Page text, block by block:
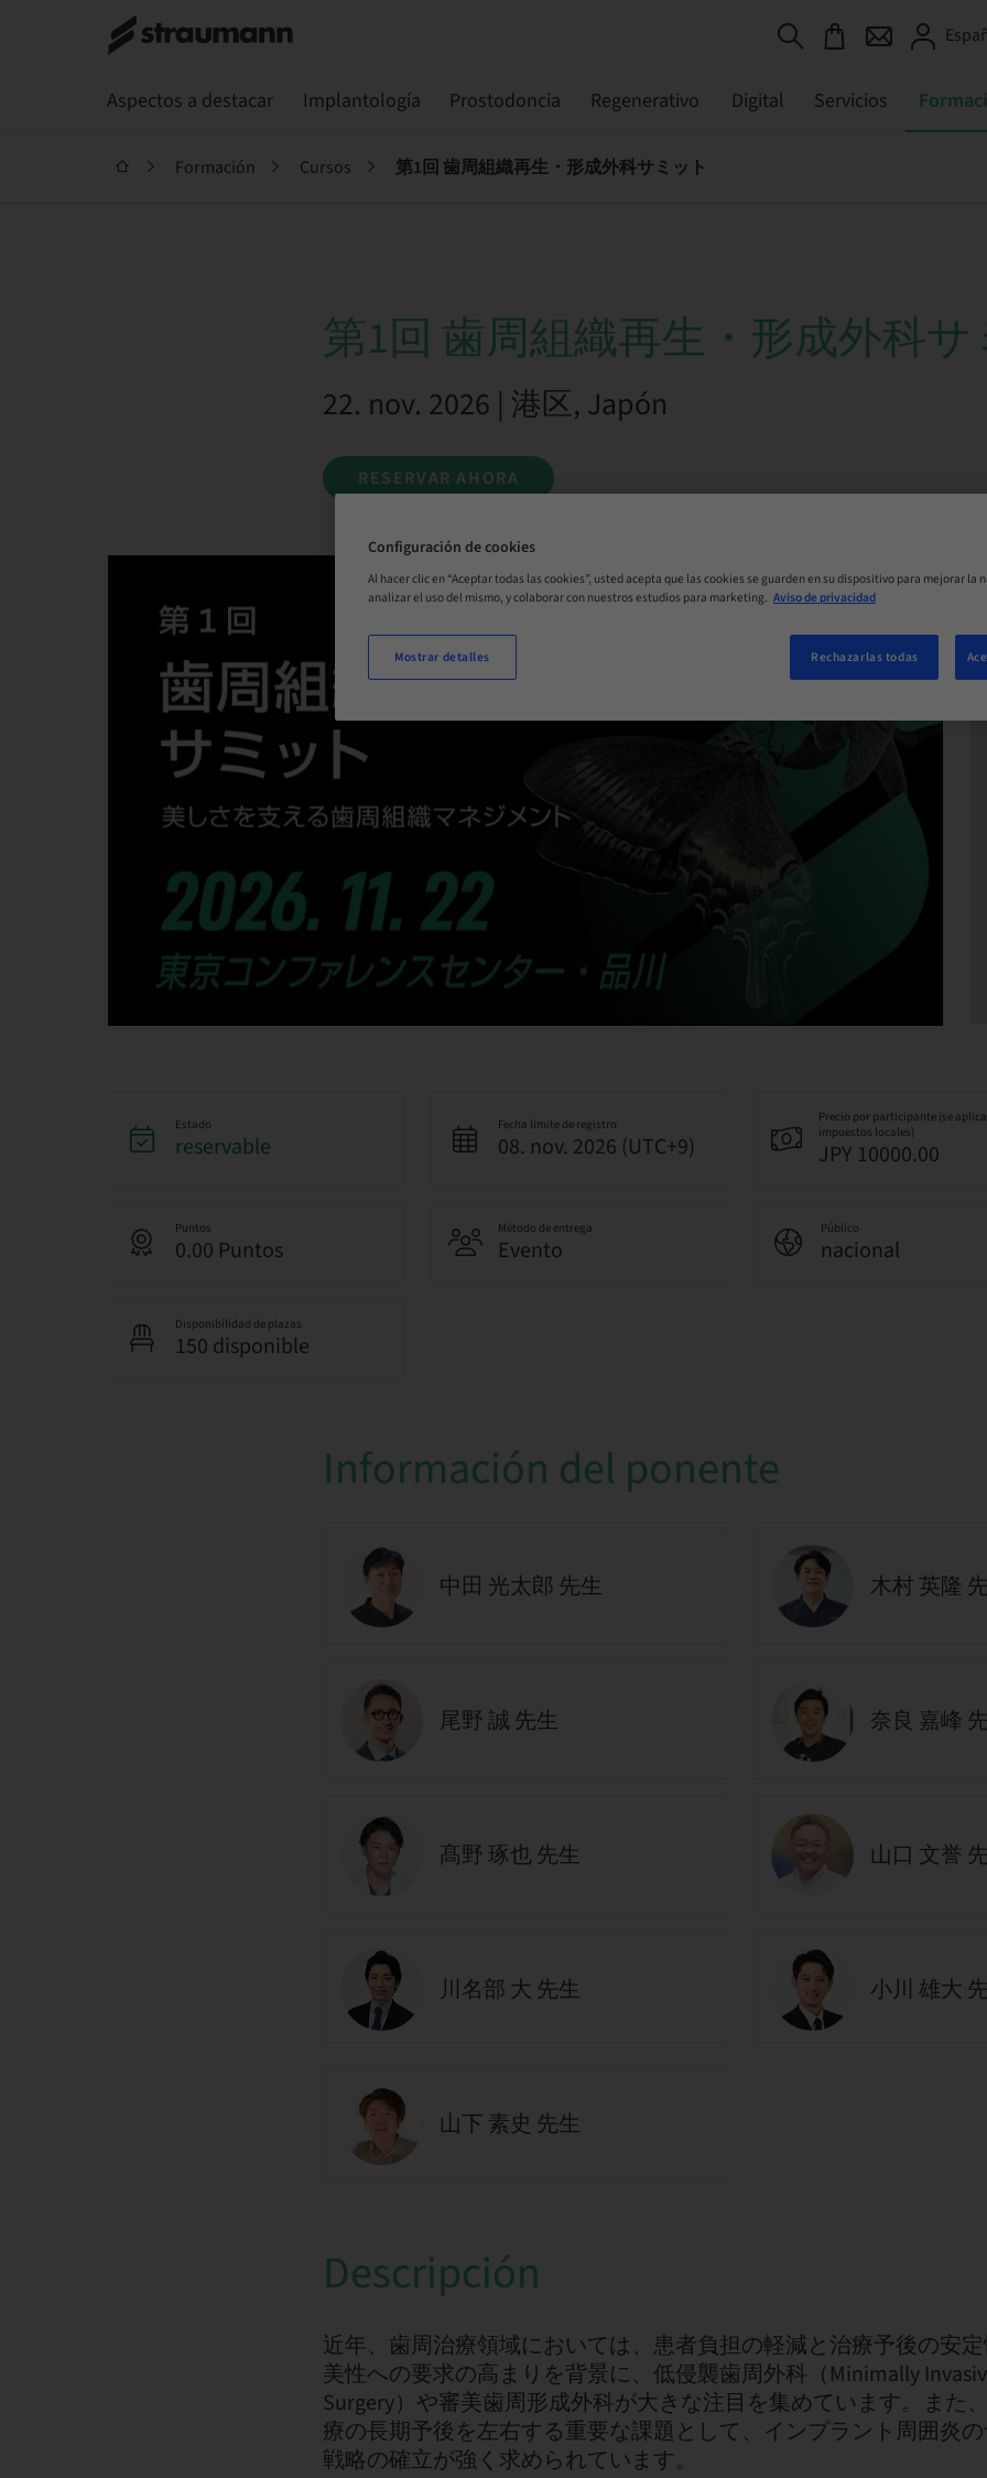
Aspectos a destacar Implantología Prostodoncia Regenerativo Digital Servicios
Formación Cursos 第1回 歯周組織再生・形成外科サミット
第1回 歯周組織再生・形成外科サ
22. nov. 2026 | 港区, Japón
RESERVAR AHORA
Estado
reservable
Fecha límite de registro
08. nov. 2026 (UTC+9)
Precio por participante (se
impuestos locales)
JPY 10000.00
Puntos
0.00 Puntos
Método de entrega
Evento
Público
nacional
Disponibilidad de plazas
150 disponible
Información del ponente
中田 光太郎 先生 木村 英隆
尾野 誠 先生 奈良 嘉峰
髙野 琢也 先生 山口 文誉
川名部 大 先生 小川 雄大
山下 素史 先生
Descripción
近年、歯周治療領域においては、患者負担の軽減と治療予後の安
美性への要求の高まりを背景に、低侵襲歯周外科（Minimally
Surgery）や審美歯周形成外科が大きな注目を集めています。また
療の長期予後を左右する重要な課題として、インプラント周囲炎
戦略の確立が強く求められています。
Configuración de cookies
Al hacer clic en “Aceptar todas las cookies”, usted acepta que las cookies se guarden en su dispositivo para mejorar la
analizar el uso del mismo, y colaborar con nuestros estudios para marketing. Aviso de privacidad
Rechazarlas todas
Mostrar detalles